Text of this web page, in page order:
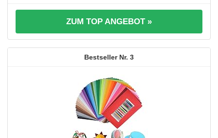
ZUM TOP ANGEBOT »
3